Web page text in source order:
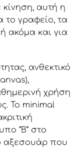
αυτή η
το γραφείο, τα
ακόμα και για
ανθεκτικό
χρήση
Το minimal
“B” στο
αξεσουάρ που